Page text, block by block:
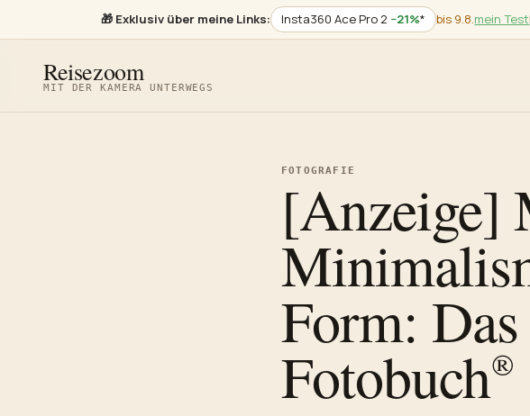
🎁 Exklusiv über meine Links: Insta360 Ace Pro 2 −21%* bis 9.8.mein Test
Reisezoom
MIT DER KAMERA UNTERWEGS
FOTOGRAFIE
[Anzeige]
Form:
Fotobuch®